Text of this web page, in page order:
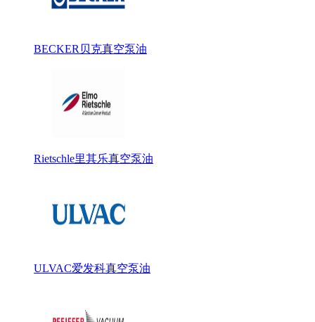
BECKER贝克真空泵油
Rietschle里其乐真空泵油
ULVAC爱发科真空泵油